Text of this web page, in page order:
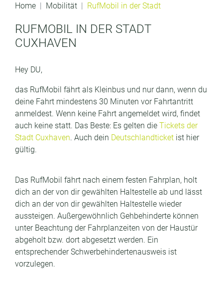
Home Mobilität RufMobil in der Stadt
RUFMOBIL IN DER STADT
CUXHAVEN
Hey DU,
das RufMobil fährt als Kleinbus und nur dann, wenn du
deine Fahrt mindestens 30 Minuten vor Fahrtantritt
anmeldest. Wenn keine Fahrt angemeldet wird, findet
auch keine statt. Das Beste: Es gelten die Tickets der
Stadt Cuxhaven. Auch dein Deutschlandticket ist hier
gültig.
Das RufMobil fährt nach einem festen Fahrplan, holt
dich an der von dir gewählten Haltestelle ab und lässt
dich an der von dir gewählten Haltestelle wieder
aussteigen. Außergewöhnlich Gehbehinderte können
unter Beachtung der Fahrplanzeiten von der Haustür
abgeholt bzw. dort abgesetzt werden. Ein
entsprechender Schwerbehindertenausweis ist
vorzulegen.